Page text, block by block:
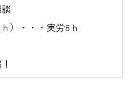
）・・・実労8ｈ